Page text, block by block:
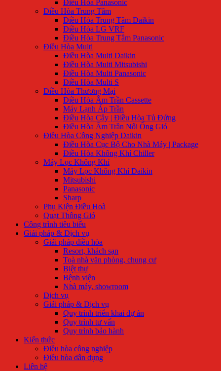
Điều Hòa Panasonic
Điều Hòa Trung Tâm
Điều Hòa Trung Tâm Daikin
Điều Hòa LG VRF
Điều Hòa Trung Tâm Panasonic
Điều Hòa Multi
Điều Hòa Multi Daikin
Điều Hòa Multi Mitsubishi
Điều Hòa Multi Panasonic
Điều Hòa Multi S
Điều Hòa Thương Mại
Điều Hòa Âm Trần Cassette
Máy Lạnh Áp Trần
Điều Hòa Cây | Điều Hòa Tủ Đứng
Điều Hòa Âm Trần Nối Ống Gió
Điều Hòa Công Nghiệp Daikin
Điều Hòa Cục Bộ Cho Nhà Máy | Package
Điều Hòa Không Khí Chiller
Máy Lọc Không Khí
Máy Lọc Không Khí Daikin
Mitsubishi
Panasonic
Sharp
Phụ Kiện Điều Hoà
Quạt Thông Gió
Công trình tiêu biểu
Giải pháp & Dịch vụ
Giải pháp điều hòa
Resort, khách sạn
Toà nhà văn phòng, chung cư
Biệt thự
Bệnh viện
Nhà máy, showroom
Dịch vụ
Giải pháp & Dịch vụ
Quy trình triển khai dự án
Quy trình tư vấn
Quy trình bảo hành
Kiến thức
Điều hòa công nghiệp
Điều hòa dân dụng
Liên hệ